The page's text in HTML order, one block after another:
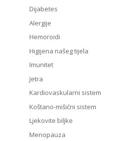
Dijabetes
Alergije
Hemoroidi
Higijena našeg tijela
Imunitet
Jetra
Kardiovaskularni sistem
Koštano-mišićni sistem
Ljekovite biljke
Menopauza